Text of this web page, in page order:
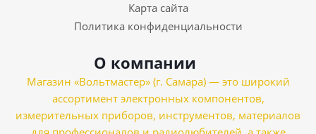
Карта сайта
Политика конфиденциальности
О компании
Магазин «Вольтмастер» (г. Самара) — это широкий
ассортимент электронных компонентов,
измерительных приборов, инструментов, материалов